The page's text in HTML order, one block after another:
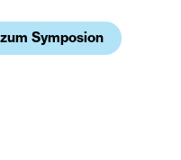
Symposion